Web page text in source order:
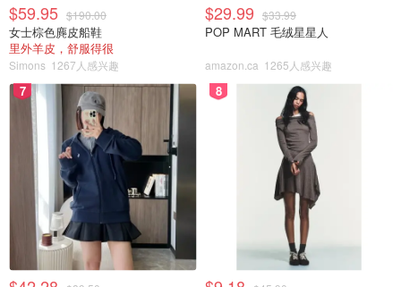
$59.95 $190.00
女士棕色麂皮船鞋
里外羊皮，舒服得很
Simons 1267人感兴趣
$29.99 $33.99
POP MART 毛绒星星人
amazon.ca 1265人感兴趣
7 8